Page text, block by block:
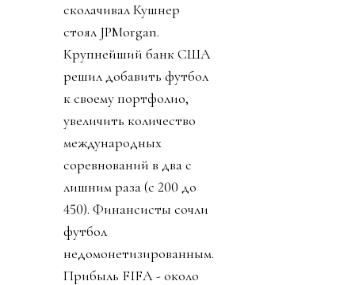
сколачивал Кушнер
стоял JPMorgan.
Крупнейший банк США
решил добавить футбол
к своему портфолио,
увеличить количество
международных
соревнований в два с
лишним раза (с 200 до
450). Финансисты сочли
футбол
недомонетизированным.
Прибыль FIFA - около